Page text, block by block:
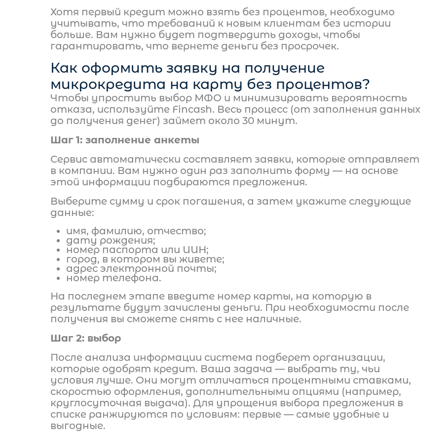
Хотя первый кредит можно взять без процентов, необходимо
учитывать, что требований к новым клиентам без истории
больше. Вам нужно будет подтвердить доходы, чтобы
гарантировать, что вернете деньги без просрочек.
Как оформить заявку на получение
микрокредита на карту без процентов?
Чтобы упростить выбор МФО и минимизировать вероятность
отказа, используйте Fincash. Весь процесс (от заполнения данных
до получения денег) займет около 30 минут.
Шаг 1: заполнение анкеты
Сервис автоматически составляет заявки, которые отправляет
в компании. Вам нужно один раз заполнить форму — на основе
этой информации подбираются предложения.
Выберите сумму и срок погашения, а затем укажите следующие
данные:
имя, фамилию, отчество;
дату рождения;
номер паспорта или ИИН;
город, в котором вы живете;
адрес электронной почты;
номер телефона.
На последнем этапе введите номер карты, на которую в
результате будут зачислены деньги. При необходимости после
получения вы сможете снять с нее наличные.
Шаг 2: выбор
После анализа информации система подберет организации,
которые одобрят кредит. Ваша задача — выбрать ту, чьи
условия лучше. Они могут отличаться процентными ставками,
скоростью оформления, дополнительными опциями (например,
круглосуточная выдача). Для упрощения выбора предложения в
списке ранжируются по условиям: первые — самые удобные и
выгодные.